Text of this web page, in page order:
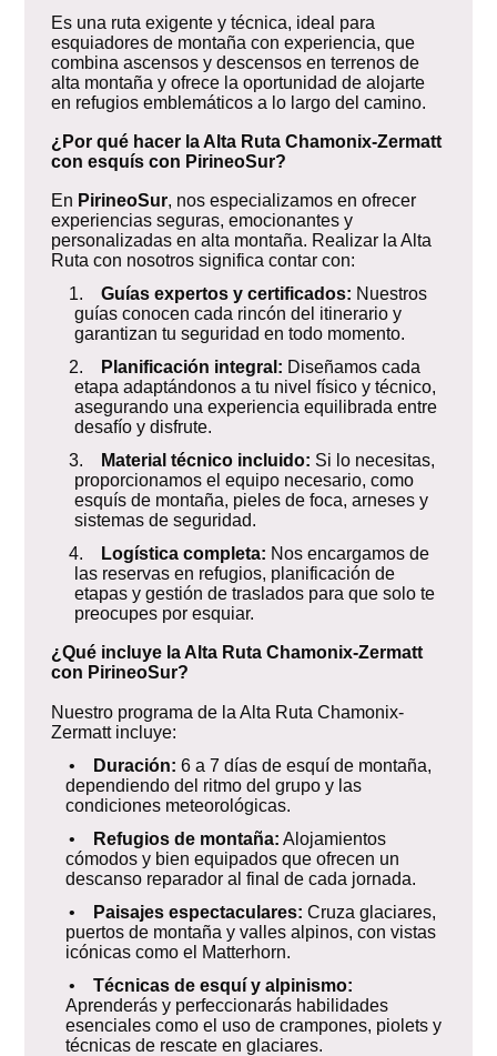
Es una ruta exigente y técnica, ideal para
esquiadores de montaña con experiencia, que
combina ascensos y descensos en terrenos de
alta montaña y ofrece la oportunidad de alojarte
en refugios emblemáticos a lo largo del camino.
¿Por qué hacer la Alta Ruta Chamonix-Zermatt
con esquís con PirineoSur?
En PirineoSur, nos especializamos en ofrecer
experiencias seguras, emocionantes y
personalizadas en alta montaña. Realizar la Alta
Ruta con nosotros significa contar con:
1. Guías expertos y certificados: Nuestros
guías conocen cada rincón del itinerario y
garantizan tu seguridad en todo momento.
2.
Planificación integral: Diseñamos cada
etapa adaptándonos a tu nivel físico y técnico,
asegurando una experiencia equilibrada entre
desafío y disfrute.
3.
Material técnico incluido: Si lo necesitas,
proporcionamos el equipo necesario, como
esquís de montaña, pieles de foca, arneses y
sistemas de seguridad.
4.
Logística completa: Nos encargamos de
las reservas en refugios, planificación de
etapas y gestión de traslados para que solo te
preocupes por esquiar.
¿Qué incluye la Alta Ruta Chamonix-Zermatt
con PirineoSur?
Nuestro programa de la Alta Ruta Chamonix-
Zermatt incluye:
•
Duración: 6 a 7 días de esquí de montaña,
dependiendo del ritmo del grupo y las
condiciones meteorológicas.
•
Refugios de montaña: Alojamientos
cómodos y bien equipados que ofrecen un
descanso reparador al final de cada jornada.
•
Paisajes espectaculares: Cruza glaciares,
puertos de montaña y valles alpinos, con vistas
icónicas como el Matterhorn.
• Técnicas de esquí y alpinismo:
Aprenderás y perfeccionarás habilidades
esenciales como el uso de crampones, piolets y
técnicas de rescate en glaciares.